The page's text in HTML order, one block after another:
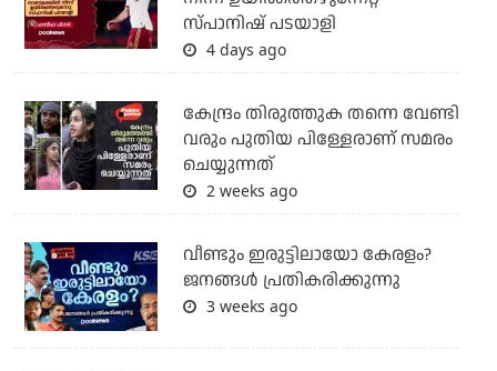
സ്പാനിഷ് പടയാളി
4 days ago
കേന്ദ്രം തിരുത്തുക തന്നെ വേണ്ടി
വരും പുതിയ പിള്ളേരാണ് സമരം
ചെയ്യുന്നത്
2 weeks ago
വീണ്ടും ഇരുട്ടിലായോ കേരളം?
ജനങ്ങൾ പ്രതികരിക്കുന്നു
3 weeks ago